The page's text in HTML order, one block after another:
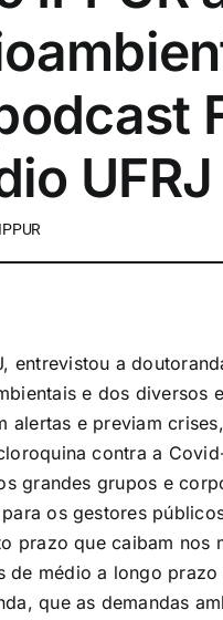
UFRJ
entrevistou a
e dos diversos
alertas e previam
contra a
grandes grupos e
os gestores
prazo que caibam nos
médio a longo
que as demandas